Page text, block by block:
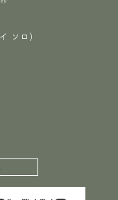
ソロ）